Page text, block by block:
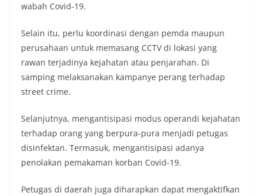
wabah Covid-19.
Selain itu, perlu koordinasi dengan pemda maupun
perusahaan untuk memasang CCTV di lokasi yang
rawan terjadinya kejahatan atau penjarahan. Di
samping melaksanakan kampanye perang terhadap
street crime.
Selanjutnya, mengantisipasi modus operandi kejahatan
terhadap orang yang berpura-pura menjadi petugas
disinfektan. Termasuk, mengantisipasi adanya
penolakan pemakaman korban Covid-19.
Petugas di daerah juga diharapkan dapat mengaktifkan